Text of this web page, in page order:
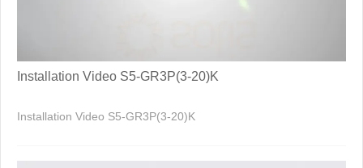
Installation Video S5-GR3P(3-20)K
Installation Video S5-GR3P(3-20)K